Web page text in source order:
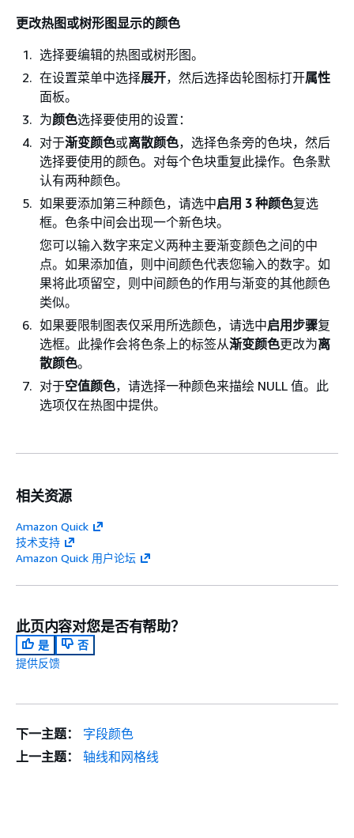
更改热图或树形图显示的颜色
选择要编辑的热图或树形图。
在设置菜单中选择展开，然后选择齿轮图标打开属性
面板。
为颜色选择要使用的设置：
对于渐变颜色或离散颜色，选择色条旁的色块，然后
选择要使用的颜色。对每个色块重复此操作。色条默
认有两种颜色。
如果要添加第三种颜色，请选中启用 3 种颜色复选
框。色条中间会出现一个新色块。
您可以输入数字来定义两种主要渐变颜色之间的中
点。如果添加值，则中间颜色代表您输入的数字。如
果将此项留空，则中间颜色的作用与渐变的其他颜色
类似。
如果要限制图表仅采用所选颜色，请选中启用步骤复
选框。此操作会将色条上的标签从渐变颜色更改为离
散颜色。
对于空值颜色，请选择一种颜色来描绘 NULL 值。此
选项仅在热图中提供。
相关资源
Amazon Quick
技术支持
Amazon Quick 用户论坛
此页内容对您是否有帮助？
是
否
提供反馈
下一主题：
字段颜色
上一主题：
轴线和网格线